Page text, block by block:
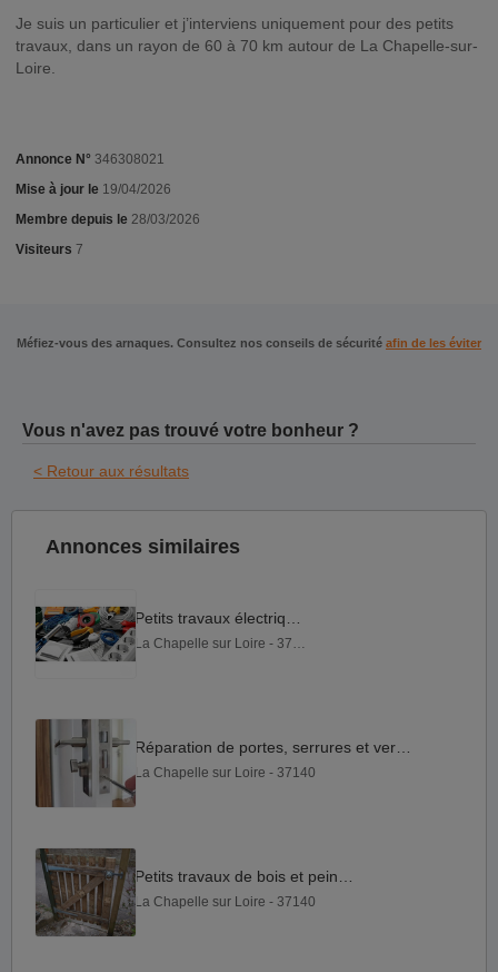
Je suis un particulier et j’interviens uniquement pour des petits
travaux, dans un rayon de 60 à 70 km autour de La Chapelle-sur-
Loire.
Annonce N° 346308021
Mise à jour le 19/04/2026
Membre depuis le 28/03/2026
Visiteurs 7
Méfiez-vous des arnaques. Consultez nos conseils de sécurité afin de les éviter
Vous n'avez pas trouvé votre bonheur ?
< Retour aux résultats
Annonces similaires
La Chapelle sur Loire - 37140
La Chapelle sur Loire - 37140
La Chapelle sur Loire - 37140